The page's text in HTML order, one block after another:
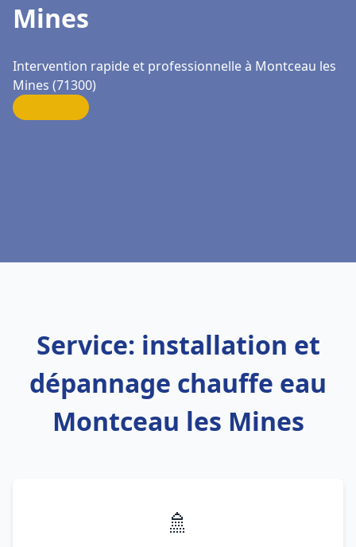
Mines
Intervention rapide et professionnelle à Montceau les
Mines (71300)
Service: installation et
dépannage chauffe eau
Montceau les Mines
🚿